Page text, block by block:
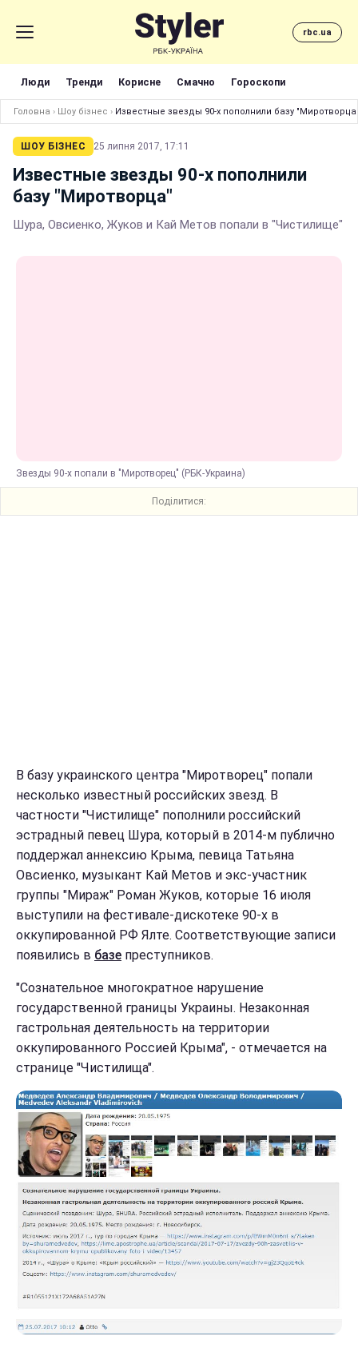
rbc.ua
Люди Тренди Корисне Смачно Гороскопи
Головна › Шоу бізнес › Известные звезды 90-х пополнили базу
ШОУ БІЗНЕС 25 липня 2017, 17:11
Известные звезды 90-х пополнили
базу "Миротворца"
Шура, Овсиенко, Жуков и Кай Метов попали в "Чистилище"
Звезды 90-х попали в "Миротворец" (РБК-Украина)
Поділитися:
В базу украинского центра "Миротворец" попали
несколько известный российских звезд. В
частности "Чистилище" пополнили российский
эстрадный певец Шура, который в 2014-м публично
поддержал аннексию Крыма, певица Татьяна
Овсиенко, музыкант Кай Метов и экс-участник
группы "Мираж" Роман Жуков, которые 16 июля
выступили на фестивале-дискотеке 90-х в
оккупированной РФ Ялте. Соответствующие записи
появились в базе преступников.
"Сознательное многократное нарушение
государственной границы Украины. Незаконная
гастрольная деятельность на территории
оккупированного Россией Крыма", - отмечается на
странице "Чистилища".